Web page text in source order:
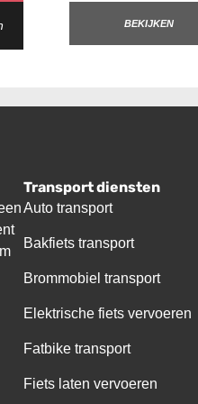
BEKIJKEN
Transport diensten
Auto transport
Bakfiets transport
Brommobiel transport
Elektrische fiets vervoeren
Fatbike transport
Fiets laten vervoeren